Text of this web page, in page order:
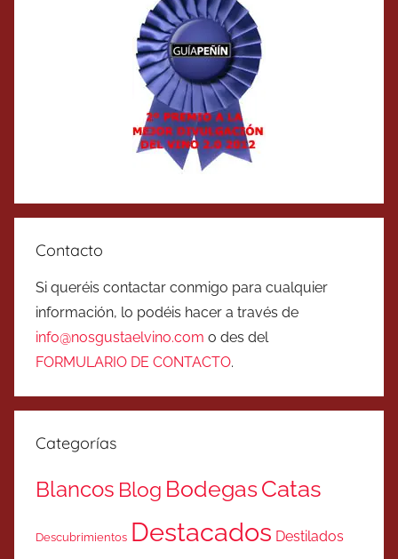
Contacto
Si queréis contactar conmigo para cualquier
información, lo podéis hacer a través de
info@nosgustaelvino.com o des del
FORMULARIO DE CONTACTO.
Categorías
Blancos Blog BodegasCatas
Descubrimientos Destacados Destilados